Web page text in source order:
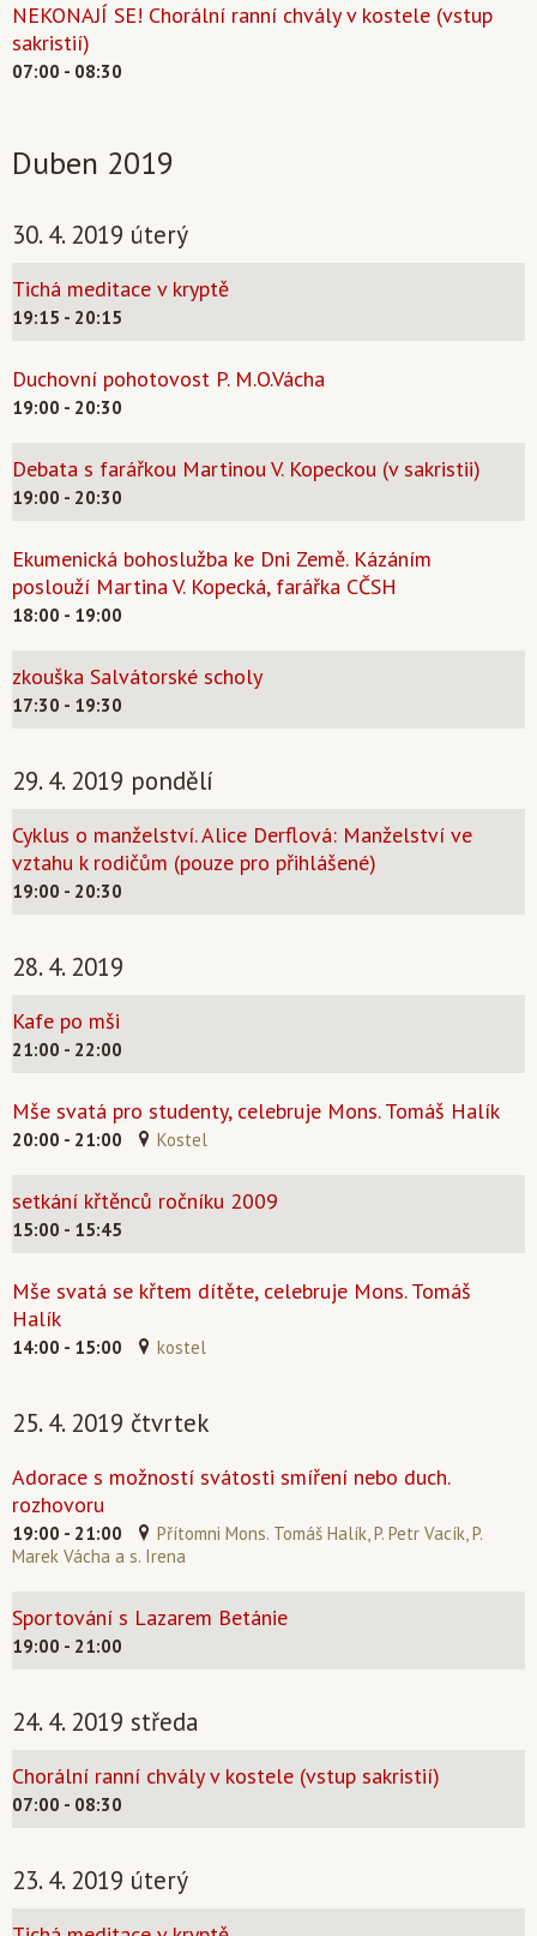
NEKONAJÍ SE! Chorální ranní chvály v kostele (vstup
sakristií)
07:00 - 08:30
Duben 2019
30. 4. 2019 úterý
Tichá meditace v kryptě
19:15 - 20:15
Duchovní pohotovost P. M.O.Vácha
19:00 - 20:30
Debata s farářkou Martinou V. Kopeckou (v sakristii)
19:00 - 20:30
Ekumenická bohoslužba ke Dni Země. Kázáním
poslouží Martina V. Kopecká, farářka CČSH
18:00 - 19:00
zkouška Salvátorské scholy
17:30 - 19:30
29. 4. 2019 pondělí
Cyklus o manželství. Alice Derflová: Manželství ve
vztahu k rodičům (pouze pro přihlášené)
19:00 - 20:30
28. 4. 2019
Kafe po mši
21:00 - 22:00
Mše svatá pro studenty, celebruje Mons. Tomáš Halík
20:00 - 21:00 Kostel
setkání křtěnců ročníku 2009
15:00 - 15:45
Mše svatá se křtem dítěte, celebruje Mons. Tomáš
Halík
14:00 - 15:00 kostel
25. 4. 2019 čtvrtek
Adorace s možností svátosti smíření nebo duch.
rozhovoru
19:00 - 21:00
Přítomni Mons. Tomáš Halík, P. Petr Vacík, P.
Marek Vácha a s. Irena
Sportování s Lazarem Betánie
19:00 - 21:00
24. 4. 2019 středa
Chorální ranní chvály v kostele (vstup sakristií)
07:00 - 08:30
23. 4. 2019 úterý